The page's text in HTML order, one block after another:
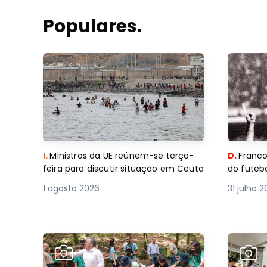
Populares.
I.Ministros da UE reúnem-se terça-
feira para discutir situação em Ceuta
1 agosto 2026
D.
do
31 julho